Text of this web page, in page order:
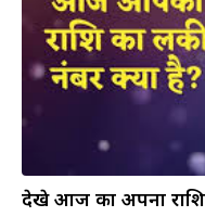
देखे आज का अपना